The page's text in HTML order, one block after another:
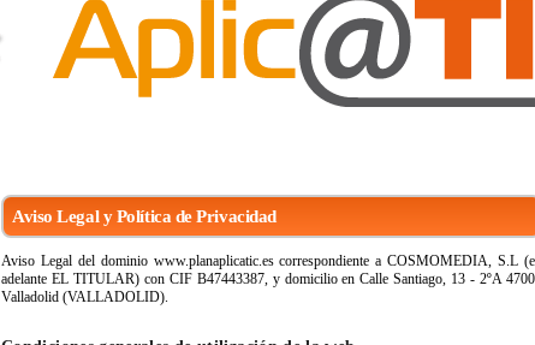
Aviso Legal y Política de Privacidad
Aviso Legal del dominio www.planaplicatic.es correspondiente a COSMOMEDIA, S.L
adelante EL TITULAR) con CIF B47443387, y domicilio en Calle Santiago, 13 - 2ºA
Valladolid (VALLADOLID).